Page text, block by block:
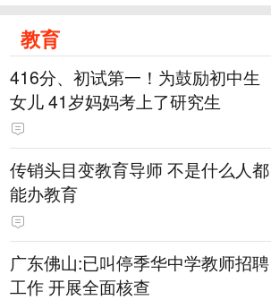
教育
416分、初试第一！为鼓励初中生
女儿 41岁妈妈考上了研究生
传销头目变教育导师 不是什么人都
能办教育
广东佛山:已叫停季华中学教师招聘
工作 开展全面核查